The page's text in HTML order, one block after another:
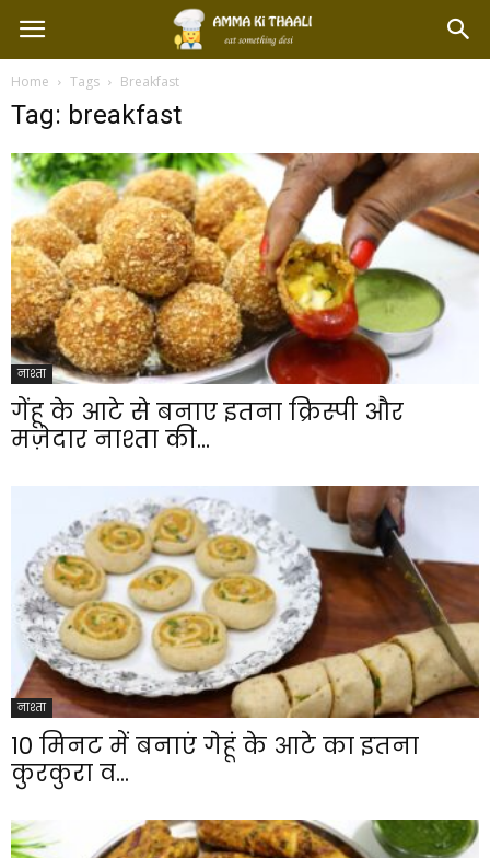
Home Tags Breakfast
Tag: breakfast
नाश्ता
गेंहू के आटे से बनाए इतना क्रिस्पी और
मज़ेदार नाश्ता की...
नाश्ता
10 मिनट में बनाएं गेहूं के आटे का इतना
कुरकुरा व...